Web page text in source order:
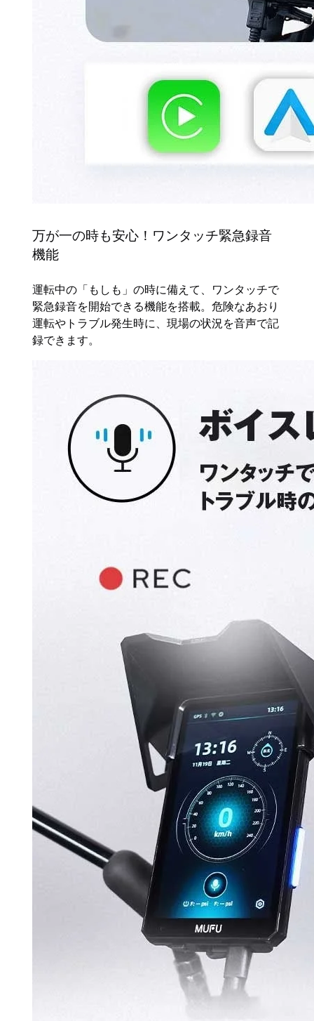
万が一の時も安心！ワンタッチ緊急録音
機能
運転中の「もしも」の時に備えて、ワンタッチで
緊急録音を開始できる機能を搭載。危険なあおり
運転やトラブル発生時に、現場の状況を音声で記
録できます。